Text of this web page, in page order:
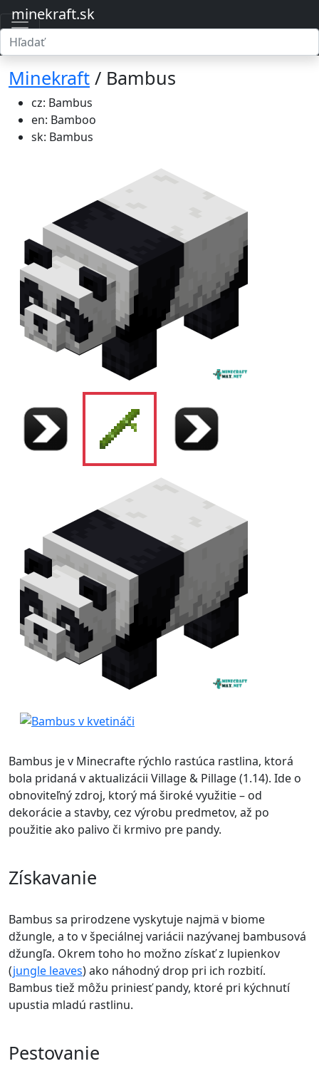
minekraft.sk
Minekraft / Bambus
cz: Bambus
en: Bamboo
sk: Bambus
Bambus je v Minecrafte rýchlo rastúca rastlina, ktorá
bola pridaná v aktualizácii Village & Pillage (1.14). Ide o
obnoviteľný zdroj, ktorý má široké využitie – od
dekorácie a stavby, cez výrobu predmetov, až po
použitie ako palivo či krmivo pre pandy.
Získavanie
Bambus sa prirodzene vyskytuje najmä v biome
džungle, a to v špeciálnej variácii nazývanej bambusová
džungľa. Okrem toho ho možno získať z lupienkov
(jungle leaves) ako náhodný drop pri ich rozbití.
Bambus tiež môžu priniesť pandy, ktoré pri kýchnutí
upustia mladú rastlinu.
Pestovanie